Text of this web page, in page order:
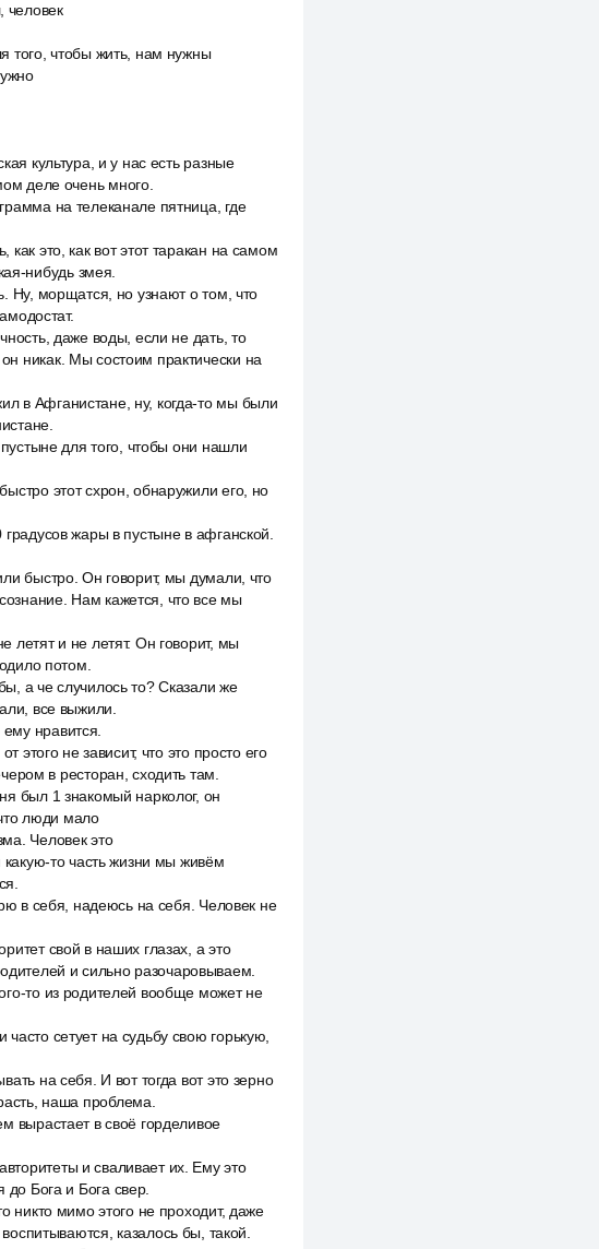
человек
того, чтобы жить, нам нужны
культура, и у нас есть разные
деле очень много.
на телеканале пятница, где
это, как вот этот таракан на самом
нибудь змея.
Ну, морщатся, но узнают о том, что
даже воды, если не дать, то
никак. Мы состоим практически на
в Афганистане, ну, когда-то мы были
для того, чтобы они нашли
этот схрон, обнаружили его, но
жары в пустыне в афганской.
быстро. Он говорит, мы думали, что
Нам кажется, что все мы
летят и не летят. Он говорит, мы
потом.
а че случилось то? Сказали же
все выжили.
нравится.
этого не зависит, что это просто его
в ресторан, сходить там.
был 1 знакомый нарколог, он
люди мало
Человек это
то часть жизни мы живём
в себя, надеюсь на себя. Человек не
свой в наших глазах, а это
и сильно разочаровываем.
то из родителей вообще может не
сетует на судьбу свою горькую,
на себя. И вот тогда вот это зерно
наша проблема.
вырастает в своё горделивое
и сваливает их. Ему это
Бога и Бога свер.
никто мимо этого не проходит, даже
казалось бы, такой.